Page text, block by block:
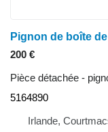
200 €
Pièce détachée -
5164890
Irlande,